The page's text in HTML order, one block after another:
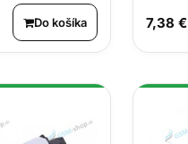
Do košíka 7,38 €